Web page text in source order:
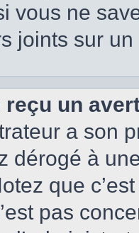
vous ne
joints sur un
reçu un
a son
dérogé à
que
pas